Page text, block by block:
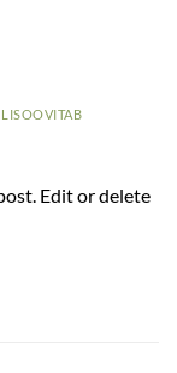
Edit or delete